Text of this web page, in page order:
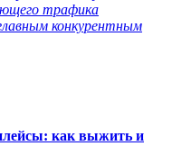
трафика
конкурентным
как выжить и